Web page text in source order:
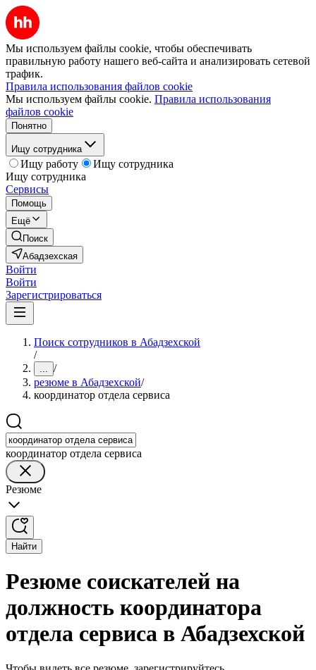
Мы используем файлы cookie, чтобы обеспечивать
правильную работу нашего веб-сайта и анализировать сетевой
трафик.
Правила использования файлов cookie
Мы используем файлы cookie. Правила использования
файлов cookie
Понятно
Ищу сотрудника
Ищу работу
Ищу сотрудника
Ищу сотрудника
Сервисы
Помощь
Ещё
Поиск
Абадзехская
Войти
Войти
Зарегистрироваться
Поиск сотрудников в Абадзехской
/
... /
резюме в Абадзехской/
координатор отдела сервиса
координатор отдела сервиса
Резюме
Найти
Резюме соискателей на
должность координатора
отдела сервиса в Абадзехской